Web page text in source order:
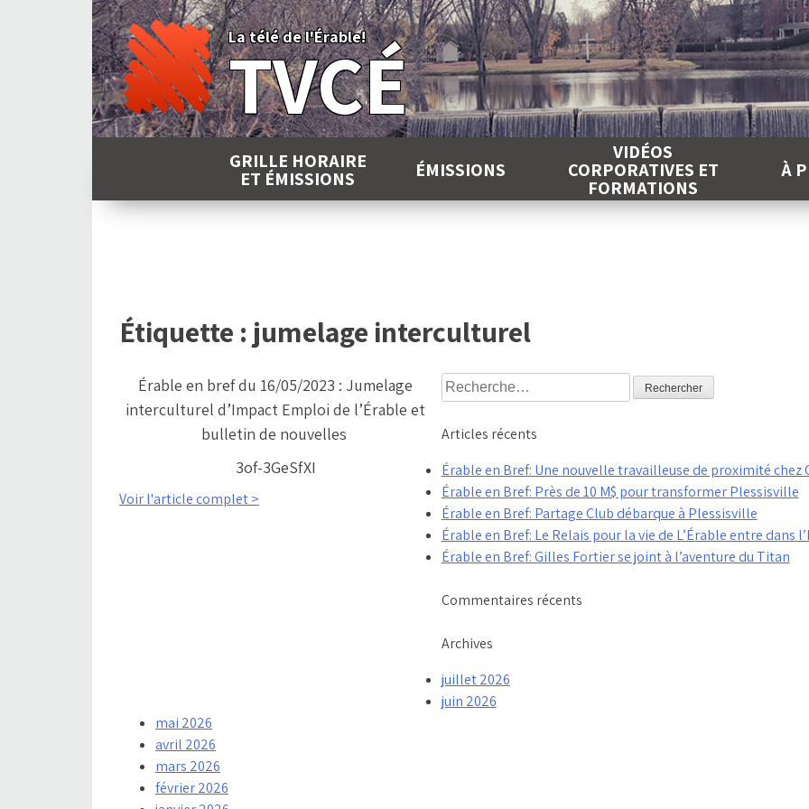
La télé de l'Érable!
TVCÉ
GRILLE HORAIRE
ET ÉMISSIONS ÉMISSIONS
VIDÉOS
CORPORATIVES ET
FORMATIONS
À
Étiquette : jumelage interculturel
Érable en bref du 16/05/2023 : Jumelage
interculturel d’Impact Emploi de l’Érable et
bulletin de nouvelles
3of-3GeSfXI
Voir l'article complet >
Rechercher :
Articles récents
Érable en Bref: Une nouvelle travailleuse de proximité chez
Érable en Bref: Près de 10 M$ pour transformer Plessisville
Érable en Bref: Partage Club débarque à Plessisville
Érable en Bref: Le Relais pour la vie de L’Érable entre dans
Érable en Bref: Gilles Fortier se joint à l’aventure du Titan
Commentaires récents
Archives
juillet 2026
juin 2026
mai 2026
avril 2026
mars 2026
février 2026